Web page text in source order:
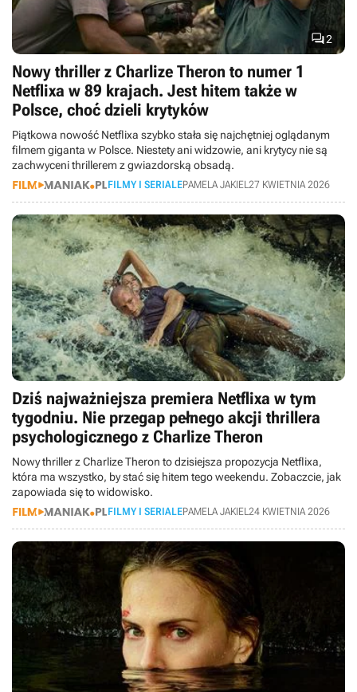
2
Nowy thriller z Charlize Theron to numer 1
Netflixa w 89 krajach. Jest hitem także w
Polsce, choć dzieli krytyków
Piątkowa nowość Netflixa szybko stała się najchętniej oglądanym
filmem giganta w Polsce. Niestety ani widzowie, ani krytycy nie są
zachwyceni thrillerem z gwiazdorską obsadą.
FILMY I SERIALEPAMELA JAKIEL27 KWIETNIA 2026
Dziś najważniejsza premiera Netflixa w tym
tygodniu. Nie przegap pełnego akcji thrillera
psychologicznego z Charlize Theron
Nowy thriller z Charlize Theron to dzisiejsza propozycja Netflixa,
która ma wszystko, by stać się hitem tego weekendu. Zobaczcie, jak
zapowiada się to widowisko.
FILMY I SERIALEPAMELA JAKIEL24 KWIETNIA 2026